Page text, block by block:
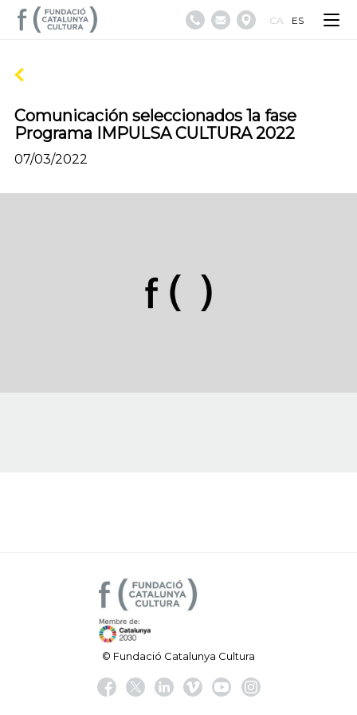
CA ES
Comunicación seleccionados 1a fase
Programa IMPULSA CULTURA 2022
07/03/2022
© Fundació Catalunya Cultura